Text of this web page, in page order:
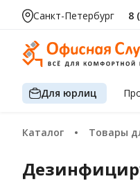
Санкт-Петербург 8
Для юрлиц
Каталог Товары